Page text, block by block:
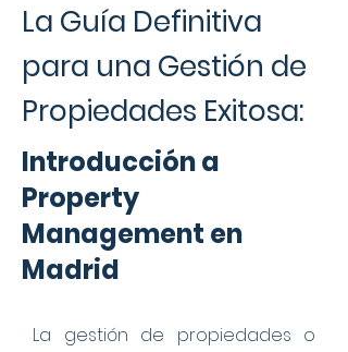
La Guía Definitiva
para una Gestión de
Propiedades Exitosa:
Introducción a
Property
Management en
Madrid
La gestión de propiedades o